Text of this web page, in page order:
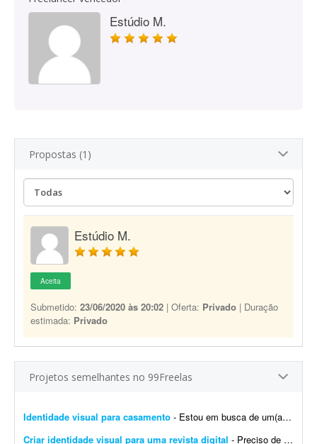
Estúdio M.
Propostas (1)
Estúdio M.
Aceita
Submetido: 23/06/2020 às 20:02 | Oferta: Privado | Duração
estimada: Privado
Projetos semelhantes no 99Freelas
Identidade visual para casamento - Estou em busca de um(a) designer para desenvolver a identidade visual para o meu casamento. O estilo será inspirado no universo medieval/encantado; temos como referência O Senhor dos A...
Criar identidade visual para uma revista digital - Preciso de uma identidade visual para uma revista digital. Logo, destaques, materiais de apoio, como caneca, camisa, todo branding.